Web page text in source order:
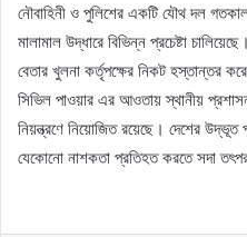
নৌবাহিনী ও পুলিশের একটি যৌথ দল
মালামাল উদ্ধারে বিভিন্ন প্রচেষ্টা
বেতার খুলনা কর্তৃপক্ষের নিকট হস্তান্তর
সিভিল পাওয়ার এর আওতায় স্থানীয়
নিয়ন্ত্রণে নিয়োজিত রয়েছে। দেশের উদ্ভূত
যেকোনো নাশকতা প্রতিহত করতে সদা তৎপর